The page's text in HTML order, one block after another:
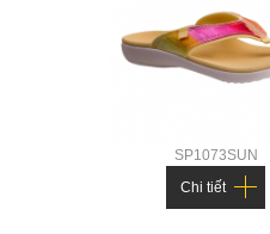
SP1073SUN
Chi tiết